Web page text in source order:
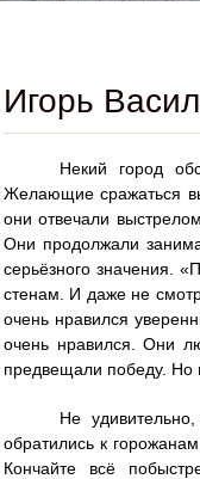
Игорь
Некий город
Желающие сражаться
они отвечали
Они продолжали
серьёзного значения.
стенам. И даже не
очень нравился
очень нравился. Они
предвещали победу. Но
Не
обратились к
Кончайте всё